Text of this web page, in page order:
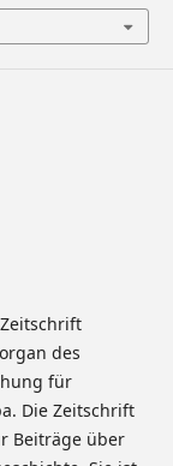
des
für
Die Zeitschrift
Beiträge über